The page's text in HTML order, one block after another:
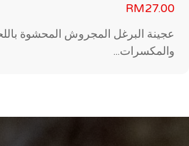
RM27.00
عجينة البرغل المجروش المحشوة
والمكسرات...